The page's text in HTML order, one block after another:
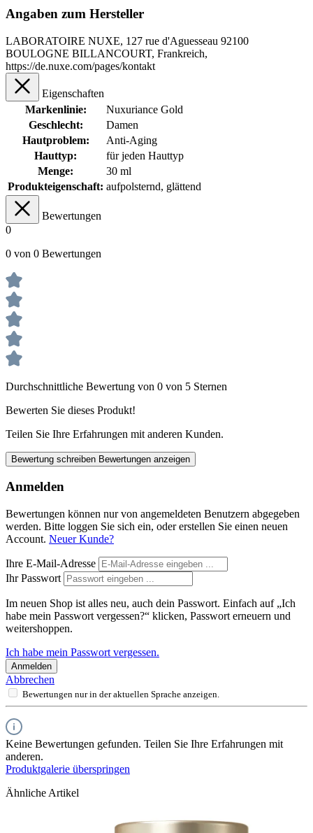
Angaben zum Hersteller
LABORATOIRE NUXE, 127 rue d'Aguesseau 92100
BOULOGNE BILLANCOURT, Frankreich,
https://de.nuxe.com/pages/kontakt
Eigenschaften
Markenlinie:
Nuxuriance Gold
Geschlecht:
Damen
Hautproblem:
Anti-Aging
Hauttyp:
für jeden Hauttyp
Menge:
30 ml
Produkteigenschaft: aufpolsternd, glättend
Bewertungen
0
0 von 0 Bewertungen
Durchschnittliche Bewertung von 0 von 5 Sternen
Bewerten Sie dieses Produkt!
Teilen Sie Ihre Erfahrungen mit anderen Kunden.
Bewertung schreiben Bewertungen anzeigen
Anmelden
Bewertungen können nur von angemeldeten Benutzern abgegeben
werden. Bitte loggen Sie sich ein, oder erstellen Sie einen neuen
Account. Neuer Kunde?
Ihre E-Mail-Adresse
Ihr Passwort
Im neuen Shop ist alles neu, auch dein Passwort. Einfach auf „Ich
habe mein Passwort vergessen?“ klicken, Passwort erneuern und
weitershoppen.
Ich habe mein Passwort vergessen.
Anmelden
Abbrechen
Bewertungen nur in der aktuellen Sprache anzeigen.
Keine Bewertungen gefunden. Teilen Sie Ihre Erfahrungen mit
anderen.
Produktgalerie überspringen
Ähnliche Artikel